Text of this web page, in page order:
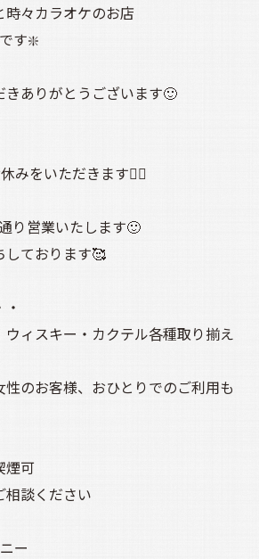
時々カラオケのお店
です❇️
きありがとうございます🙂
みをいただきます🙇‍♀️
り営業いたします🙂
しております🥰
ィスキー・カクテル各種取り揃え
性のお客様、おひとりでのご利用も
煙可
相談ください
ー